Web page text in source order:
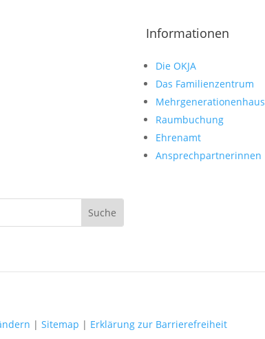
Informationen
Die OKJA
Das Familienzentrum
Mehrgenerationenhaus
Raumbuchung
Ehrenamt
Ansprechpartnerinnen
|Sitemap | Erklärung zur Barrierefreiheit